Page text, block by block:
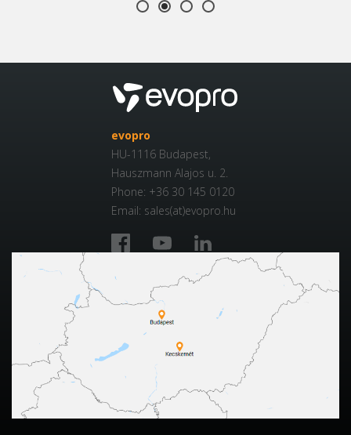
evopro
HU-1116 Budapest,
Hauszmann Alajos u. 2.
Phone: +36 30 145 0120
Email: sales(at)evopro.hu